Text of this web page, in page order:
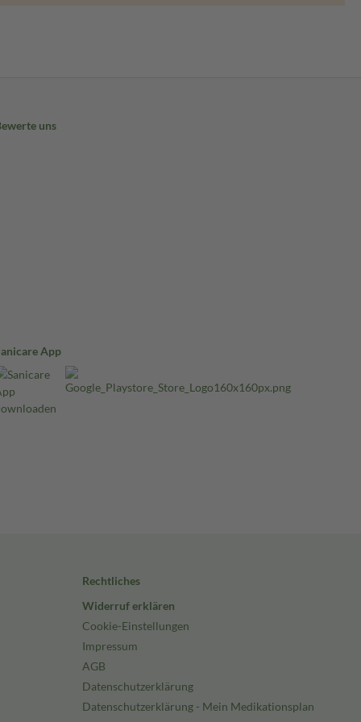
uns
App
Rechtliches
Widerruf erklären
Cookie-Einstellungen
Impressum
AGB
Datenschutzerklärung
Datenschutzerklärung - Mein Medikationsplan